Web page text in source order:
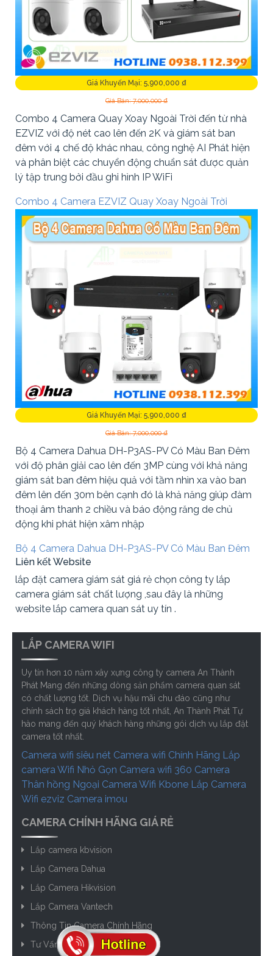
Giá Khuyến Mại: 5,900,000 ₫
Giá Bán: 7,000,000 ₫
Combo 4 Camera Quay Xoay Ngoài Trời đến từ nhà
EZVIZ với độ nét cao lên đến 2K và giám sát ban
đêm với 4 chế độ khác nhau, công nghệ AI Phát hiện
và phân biệt các chuyển động chuẩn sát được quản
lý tập trung bởi đầu ghi hình IP WiFi
Combo 4 Camera EZVIZ Quay Xoay Ngoài Trời
Giá Khuyến Mại: 5,900,000 ₫
Giá Bán: 7,000,000 ₫
Bộ 4 Camera Dahua DH-P3AS-PV Có Màu Ban Đêm
với độ phân giải cao lên đến 3MP cùng với khả năng
giám sát ban đêm hiệu quả với tầm nhìn xa vào ban
đêm lên đến 30m bên cạnh đó là khả năng giúp đàm
thoại âm thanh 2 chiều và báo động răng de chủ
động khi phát hiện xâm nhập
Bộ 4 Camera Dahua DH-P3AS-PV Có Màu Ban Đêm
Liên kết Website
lắp đặt camera giám sát giá rẻ chọn công ty lắp
camera giám sát chất lượng ,sau đây là những
website lắp camera quan sát uy tín .
LẮP CAMERA WIFI
Uy tín hơn 10 năm xây xựng công ty camera An Thành
Phát Mang đến những dòng sản phẩm camera quan sát
có chất lượng tốt. Dịch vụ hậu mãi chu đáo cũng như
chính sách trợ giá khách hàng tốt nhất, An Thành Phát Tự
hào mang đến quý khách hàng những gói dịch vụ lắp đặt
camera tốt nhất.
Camera wifi siêu nét Camera wifi Chính Hãng Lắp
camera Wifi Nhỏ Gọn Camera wifi 360 Camera
Thân hồng Ngoại Camera Wifi Kbone Lắp Camera
Wifi ezviz Camera imou
CAMERA CHÍNH HÃNG GIÁ RẺ
Lắp camera kbvision
Lắp Camera Dahua
Lắp Camera Hikvision
Lắp Camera Vantech
Thông Tin Camera Chính Hãng
Tư Vấn Camera Giá Rẻ